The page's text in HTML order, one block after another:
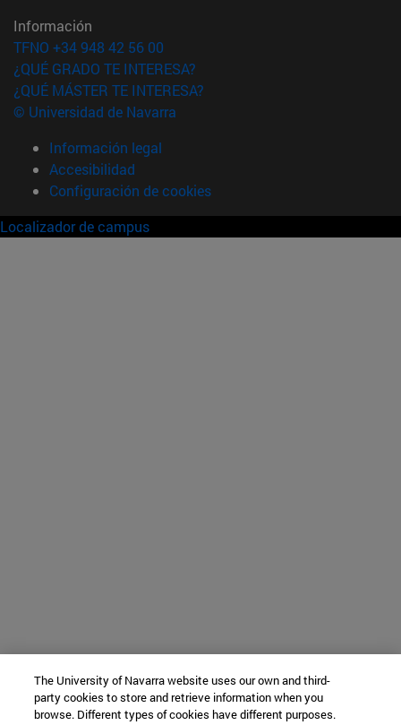
Información
TFNO +34 948 42 56 00
¿QUÉ GRADO TE INTERESA?
¿QUÉ MÁSTER TE INTERESA?
© Universidad de Navarra
Información legal
Accesibilidad
Configuración de cookies
Localizador de campus
The University of Navarra website uses our own and third-
party cookies to store and retrieve information when you
browse. Different types of cookies have different purposes.